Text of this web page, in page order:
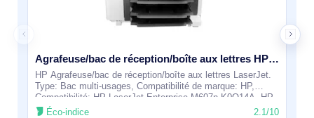
Agrafeuse/bac de réception/boîte aux lettres HP LaserJet - L0H20A
HP Agrafeuse/bac de réception/boîte aux lettres LaserJet.
Type: Bac multi-usages, Compatibilité de marque: HP,
Compatibilité: HP LaserJet Enterprise M607n K0Q14A, HP
LaserJet Enterprise M607dn
Éco-indice 2.1/10